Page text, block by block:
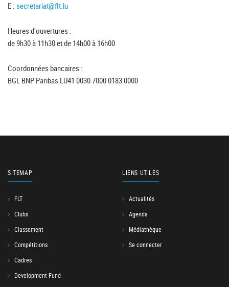
E : secretariat@flt.lu
Heures d'ouvertures :
de 9h30 à 11h30 et de 14h00 à 16h00
Coordonnées bancaires :
BGL BNP Paribas LU41 0030 7000 0183 0000
SITEMAP
FLT
Clubs
Classement
Compétitions
Cadres
Development Fund
LIENS UTILES
Actualités
Agenda
Médiathèque
Se connecter